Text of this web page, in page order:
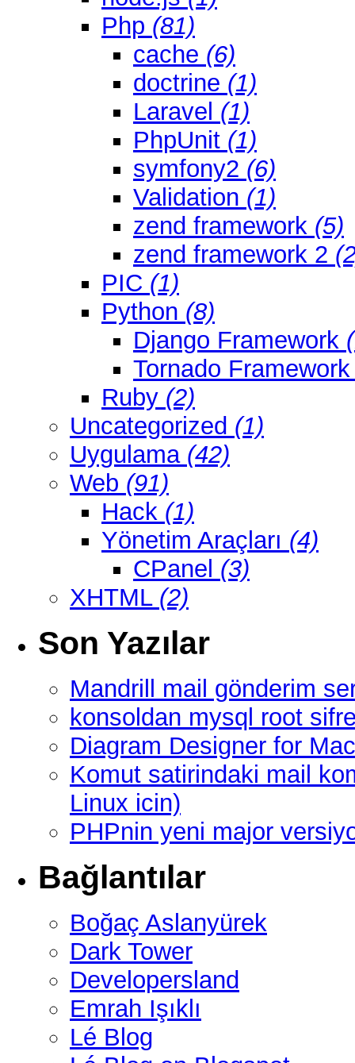
Php (81)
cache (6)
doctrine (1)
Laravel (1)
PhpUnit (1)
symfony2 (6)
Validation (1)
zend framework (5)
zend framework 2
PIC (1)
Python (8)
Django Framework
Tornado
Ruby (2)
Uncategorized (1)
Uygulama (42)
Web (91)
Hack (1)
Yönetim Araçları (4)
CPanel (3)
XHTML (2)
Son Yazılar
Mandrill mail gönderim
konsoldan mysql root
Diagram Designer for
Komut satirindaki mail
Linux icin)
PHPnin yeni major
Bağlantılar
Boğaç Aslanyürek
Dark Tower
Developersland
Emrah Işıklı
Lé Blog